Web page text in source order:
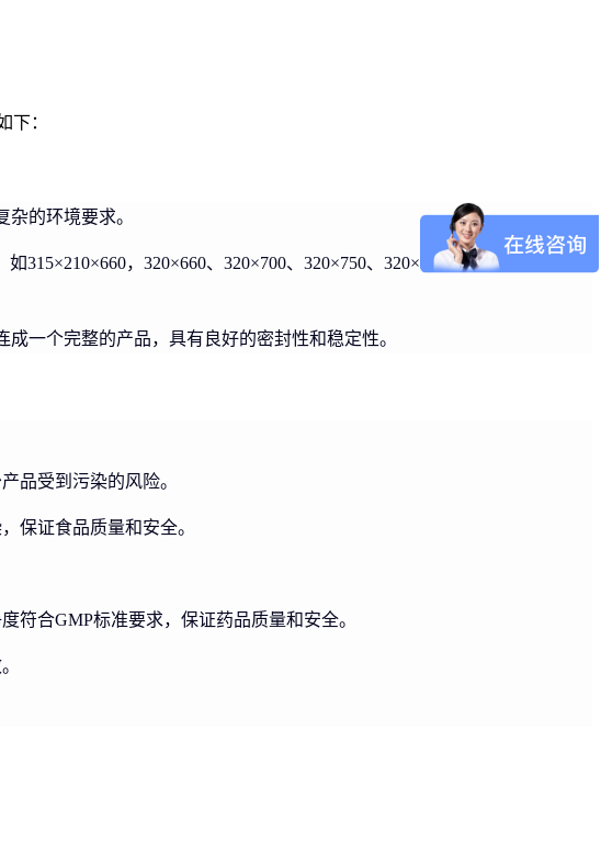
下：
的环境要求。
，320×660、320×700、320×750、320×900、320×1000、
一个完整的产品，具有良好的密封性和稳定性。
品受到污染的风险。
保证食品质量和安全。
符合GMP标准要求，保证药品质量和安全。